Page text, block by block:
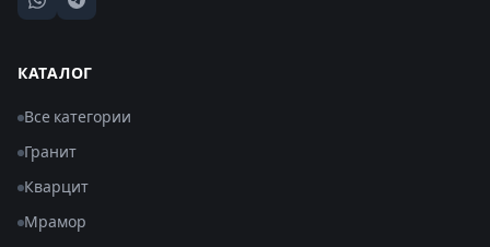
КАТАЛОГ
Все категории
Гранит
Кварцит
Мрамор